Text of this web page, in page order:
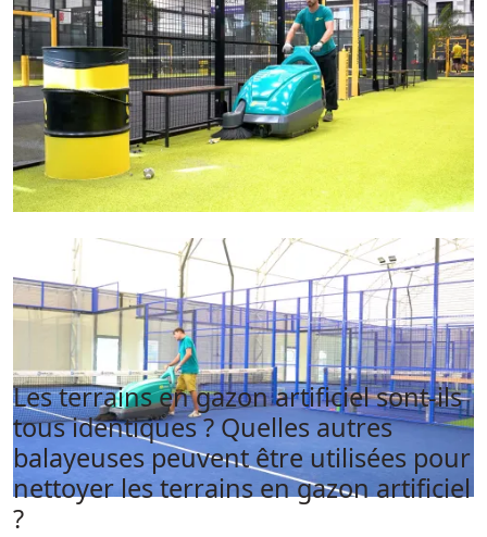
Les terrains en gazon artificiel sont-ils
tous identiques ? Quelles autres
balayeuses peuvent être utilisées pour
nettoyer les terrains en gazon artificiel
?